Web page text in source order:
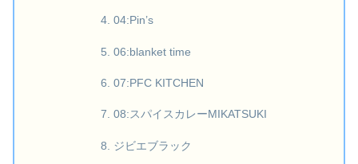
04:Pin’s
06:blanket time
07:PFC KITCHEN
08:スパイスカレーMIKATSUKI
ジビエブラック